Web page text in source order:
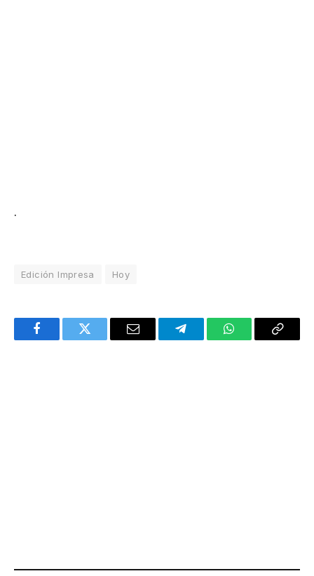
.
Edición Impresa Hoy
FacebookTwitter Email TelegramWhatsAppCopy